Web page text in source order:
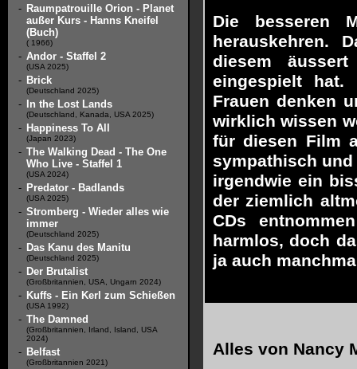
- Raumpatrouille Orion - Planet
außer Kurs - Hanns Kneifel
(Buch)
( 1966)
- Andor - Staffel 2
(USA 2025)
- Brick
(Deutschland 2025)
- In the Lost Lands
(Deutschland, Kanada, USA 2025)
- Happiness To All
(Japan 2023)
- The Walking Dead - The One
Who Live - Staffel 1
(USA 2024)
- Predator - Badlands
(USA 2025)
- Stromberg - Wieder alles wie
immer
(Deutschland 2025)
- Das Kanu des Manitu
(Deutschland 2025)
- Der Brutalist
(Großbritannien, USA, Ungarn 2024)
- Kuffs - Ein Kerl zum Schießen
(USA 1992)
- The Damned
(Großbritannien, Irland, Island, USA
2024)
- Belfast
(Großbritannien 2021)
Die besseren
herauskehren.
diesem
eingespielt hat.
Frauen denken
wirklich wissen
für diesen Film
sympathisch
irgendwie ein
der ziemlich
CDs
harmlos, doch
ja auch
Alles von Nancy